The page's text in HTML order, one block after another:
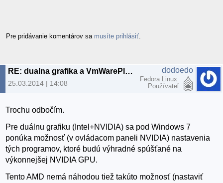
Pre pridávanie komentárov sa musíte prihlásiť
RE: dualna grafika a VmWarePlayer
25.03.2014 | 14:08
dodoedo
Fedora Linux
Používateľ
Trochu odbočím.
Pre duálnu grafiku (Intel+NVIDIA) sa pod Windows 7
ponúka možnosť (v ovládacom paneli NVIDIA) nastavenia
tých programov, ktoré budú výhradné spúšťané na
výkonnejšej NVIDIA GPU.
Tento AMD nemá náhodou tiež takúto možnosť (nastaviť